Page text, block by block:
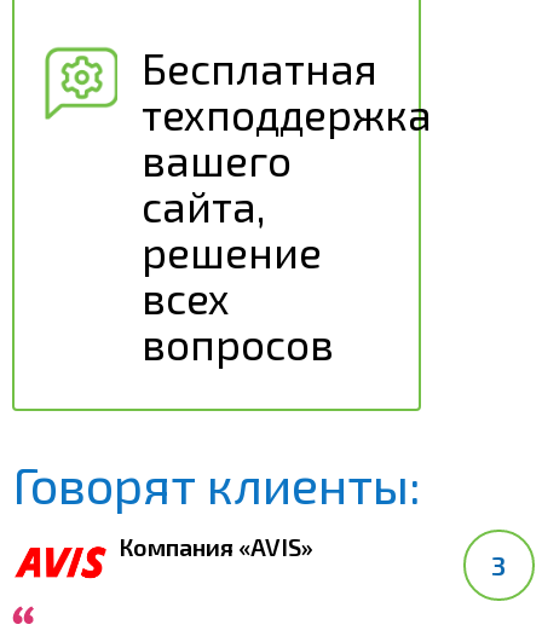
Бесплатная
техподдержка
вашего
сайта,
решение
всех
вопросов
Говорят клиенты:
Компания «AVIS»